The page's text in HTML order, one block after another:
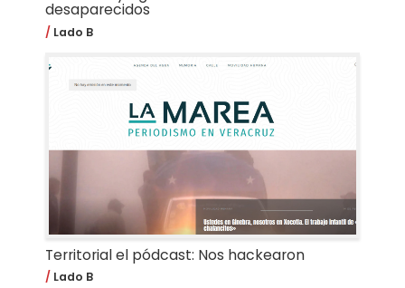
desaparecidos
Lado B
Territorial el pódcast: Nos hackearon
Lado B